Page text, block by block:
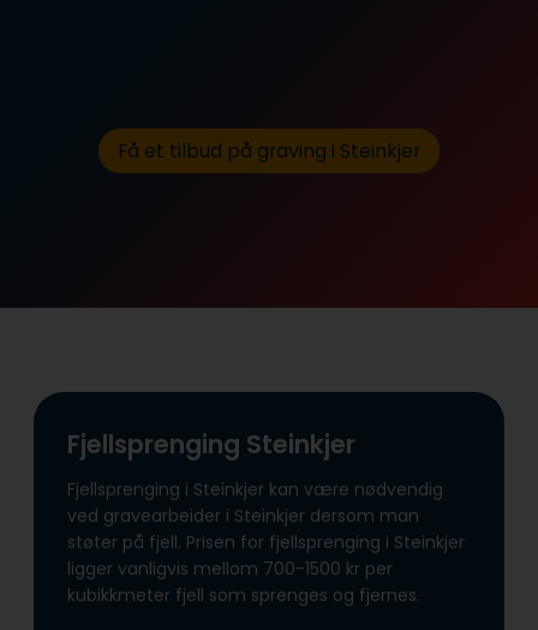
Få et tilbud på graving i Steinkjer
Fjellsprenging Steinkjer
Fjellsprenging i Steinkjer kan være nødvendig
ved gravearbeider i Steinkjer dersom man
støter på fjell. Prisen for fjellsprenging i Steinkjer
ligger vanligvis mellom 700-1500 kr per
kubikkmeter fjell som sprenges og fjernes.